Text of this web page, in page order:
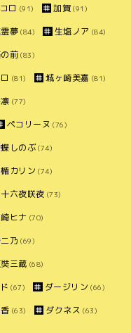
ロ (91) 加賀 (91)
夢 (84) 生塩ノア (84)
前 (83)
(81) 城ヶ崎美嘉 (81)
(77)
ペコリーヌ (76)
しのぶ(74)
カリン (74)
十六夜咲夜 (73)
ヒナ (70)
乃 (69)
三蔵 (68)
(67) ダージリン (66)
(63) ダクネス (63)